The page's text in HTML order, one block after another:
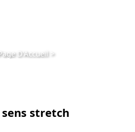
Page D'Accueil>
stretch